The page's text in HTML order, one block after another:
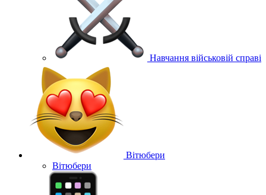
Навчання військовій справі
Вітюбери
Вітюбери